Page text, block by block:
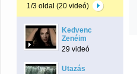
1/3 oldal (20 videó)
Kedvenc
Zenéim
29 videó
Utazás